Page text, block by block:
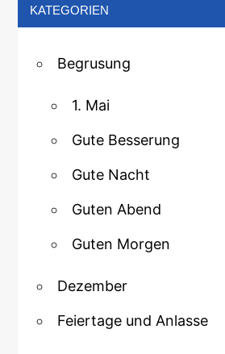
KATEGORIEN
Begrusung
1. Mai
Gute Besserung
Gute Nacht
Guten Abend
Guten Morgen
Dezember
Feiertage und Anlasse